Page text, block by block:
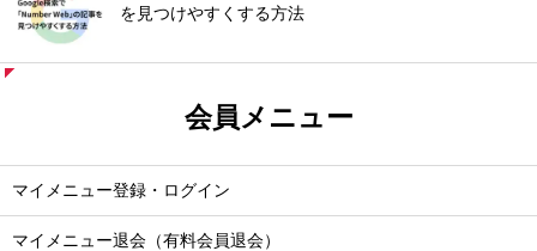
を見つけやすくする方法
会員メニュー
マイメニュー登録・ログイン
マイメニュー退会（有料会員退会）